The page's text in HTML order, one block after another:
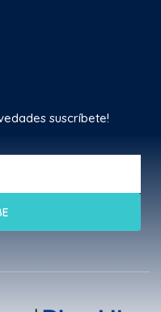
suscríbete!